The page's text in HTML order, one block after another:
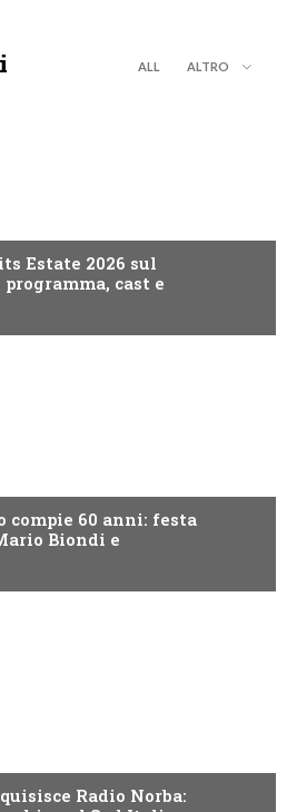
ALL ALTRO
Estate 2026 sul
cast e
compie 60 anni: festa
Biondi e
Radio Norba: